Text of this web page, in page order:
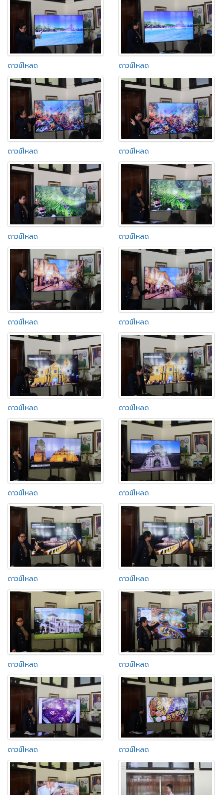
ดาวน์โหลด ดาวน์โหลด
ดาวน์โหลด ดาวน์โหลด
ดาวน์โหลด ดาวน์โหลด
ดาวน์โหลด ดาวน์โหลด
ดาวน์โหลด ดาวน์โหลด
ดาวน์โหลด ดาวน์โหลด
ดาวน์โหลด ดาวน์โหลด
ดาวน์โหลด ดาวน์โหลด
ดาวน์โหลด ดาวน์โหลด